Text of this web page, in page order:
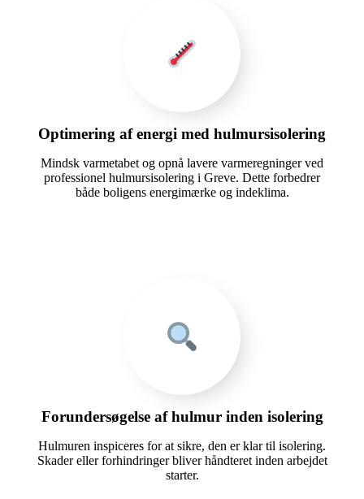
Optimering af energi med hulmursisolering
Mindsk varmetabet og opnå lavere varmeregninger ved
professionel hulmursisolering i Greve. Dette forbedrer
både boligens energimærke og indeklima.
Forundersøgelse af hulmur inden isolering
Hulmuren inspiceres for at sikre, den er klar til isolering.
Skader eller forhindringer bliver håndteret inden arbejdet
starter.